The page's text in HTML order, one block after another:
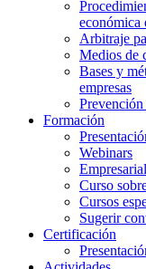
económica
Arbitraje
Medios de
Bases y
empresas
Formación
Webinars
Empresarial
Curso
Cursos
Sugerir
Certificación